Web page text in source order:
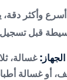
وأكثر دقة،
قبل
غسالة،
أو غسالة